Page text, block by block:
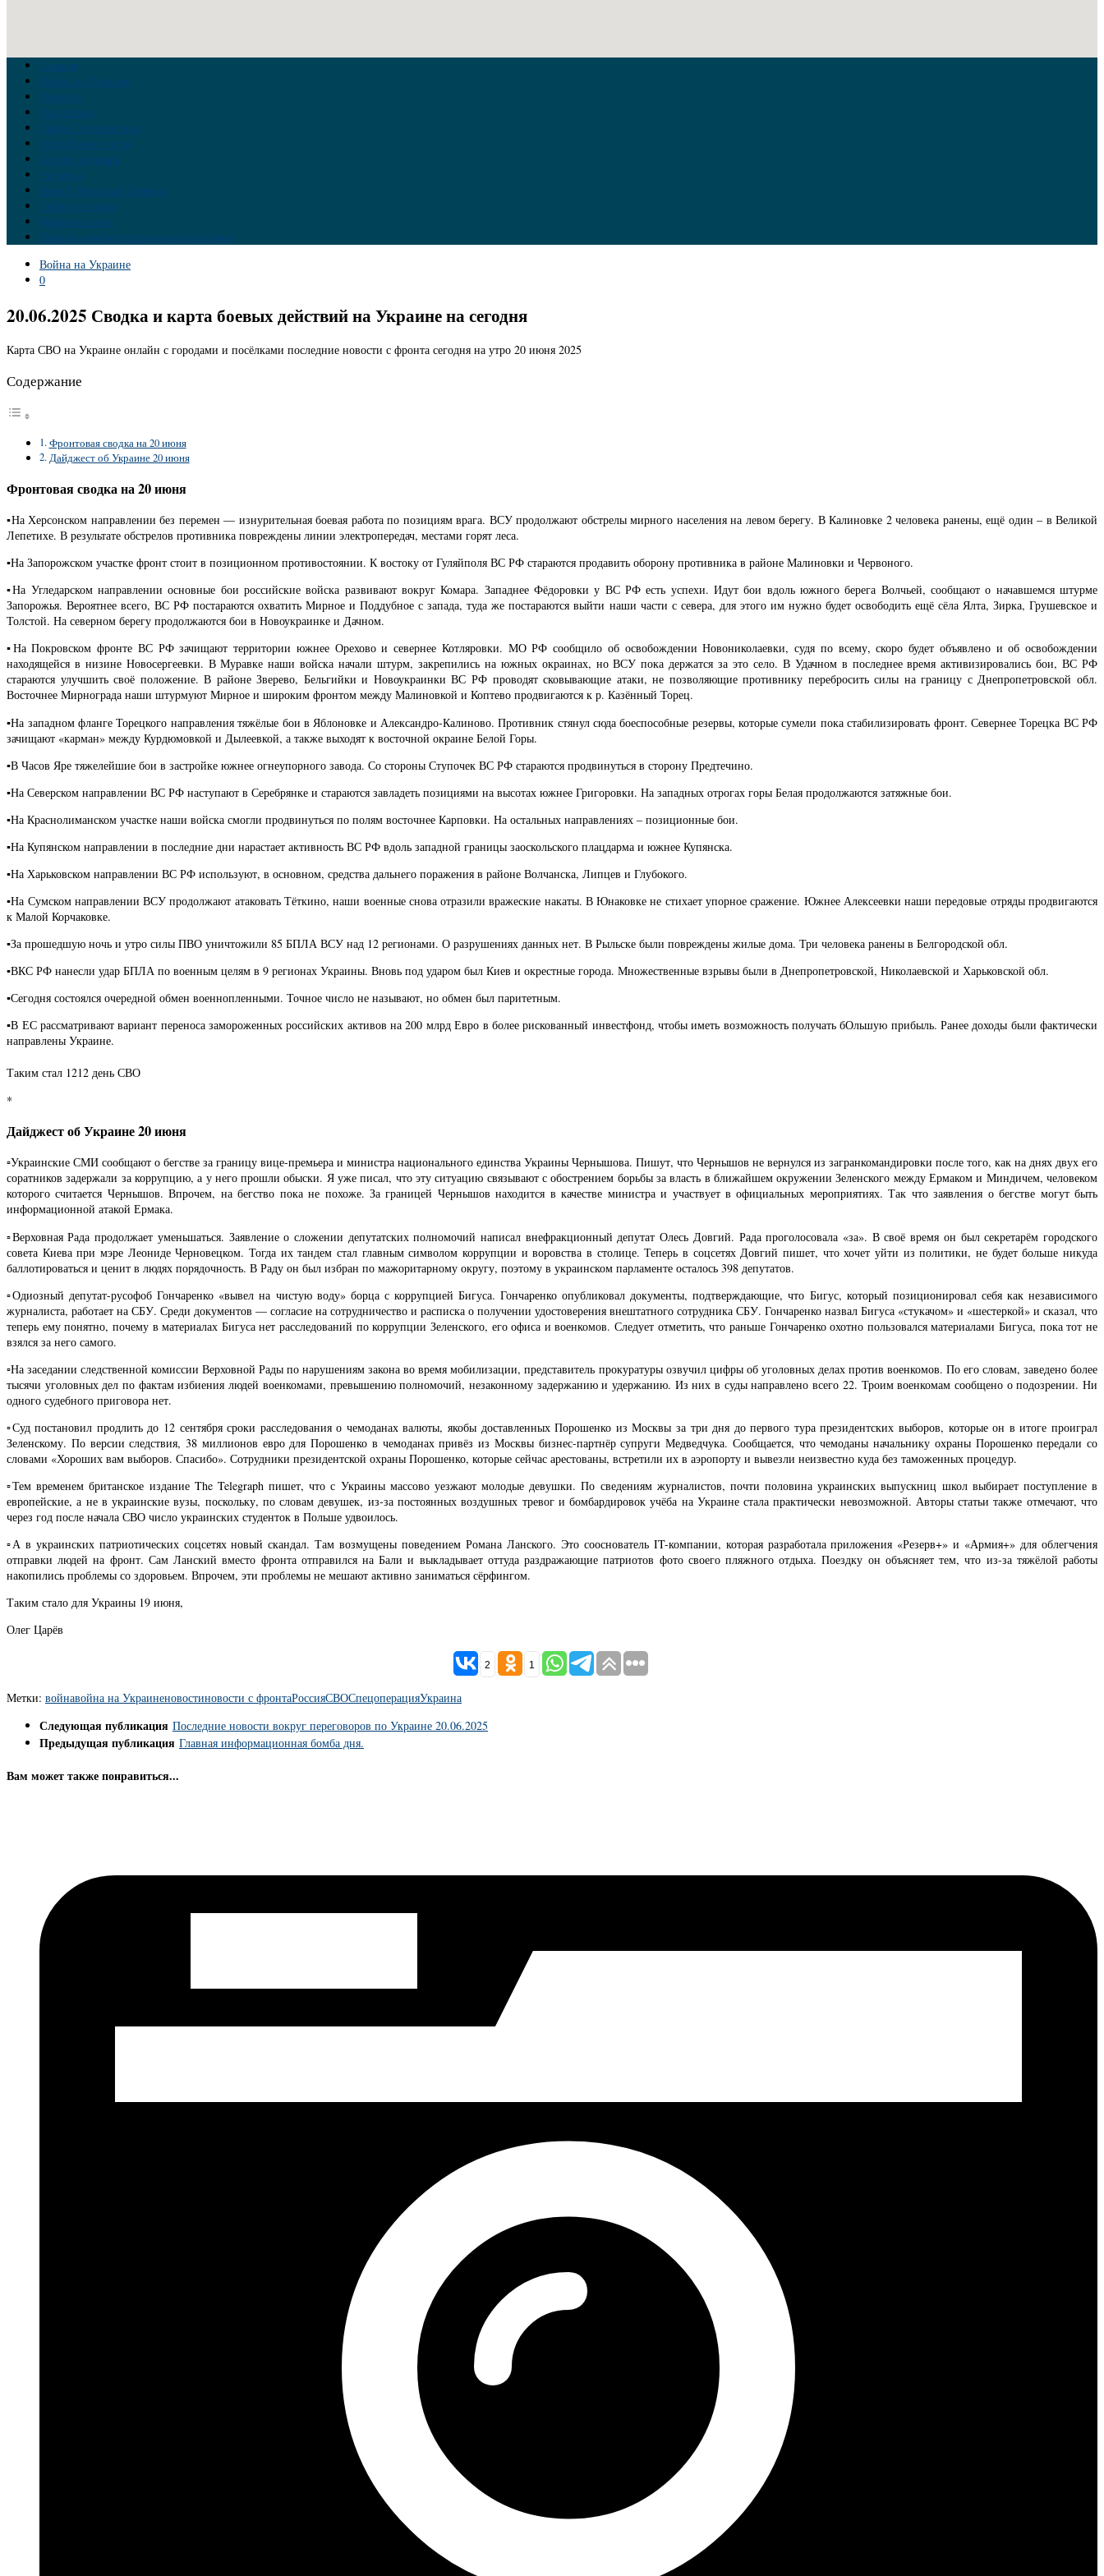
Главная
Война на Украине
Новости
Аналитика
Тайны Геополитики
Российские элиты
Теория заговора
Украина
Новый Мировой Порядок
Тайны истории
Обратная связь
Правила комментирования материалов
Война на Украине
0
20.06.2025 Сводка и карта боевых действий на Украине на сегодня
Карта СВО на Украине онлайн с городами и посёлками последние новости с фронта сегодня на утро 20 июня 2025
Содержание
Фронтовая сводка на 20 июня
Дайджест об Украине 20 июня
Фронтовая сводка на 20 июня
▪️На Херсонском направлении без перемен — изнурительная боевая работа по позициям врага. ВСУ продолжают обстрелы мирного населения на левом берегу. В Калиновке 2 человека ранены, ещё один – в Великой
Лепетихе. В результате обстрелов противника повреждены линии электропередач, местами горят леса.
▪️На Запорожском участке фронт стоит в позиционном противостоянии. К востоку от Гуляйполя ВС РФ стараются продавить оборону противника в районе Малиновки и Червоного.
▪️На Угледарском направлении основные бои российские войска развивают вокруг Комара. Западнее Фёдоровки у ВС РФ есть успехи. Идут бои вдоль южного берега Волчьей, сообщают о начавшемся штурме
Запорожья. Вероятнее всего, ВС РФ постараются охватить Мирное и Поддубное с запада, туда же постараются выйти наши части с севера, для этого им нужно будет освободить ещё сёла Ялта, Зирка, Грушевское и
Толстой. На северном берегу продолжаются бои в Новоукраинке и Дачном.
▪️На Покровском фронте ВС РФ зачищают территории южнее Орехово и севернее Котляровки. МО РФ сообщило об освобождении Новониколаевки, судя по всему, скоро будет объявлено и об освобождении
находящейся в низине Новосергеевки. В Муравке наши войска начали штурм, закрепились на южных окраинах, но ВСУ пока держатся за это село. В Удачном в последнее время активизировались бои, ВС РФ
стараются улучшить своё положение. В районе Зверево, Бельгийки и Новоукраинки ВС РФ проводят сковывающие атаки, не позволяющие противнику перебросить силы на границу с Днепропетровской обл.
Восточнее Мирнограда наши штурмуют Мирное и широким фронтом между Малиновкой и Коптево продвигаются к р. Казённый Торец.
▪️На западном фланге Торецкого направления тяжёлые бои в Яблоновке и Александро-Калиново. Противник стянул сюда боеспособные резервы, которые сумели пока стабилизировать фронт. Севернее Торецка ВС РФ
зачищают «карман» между Курдюмовкой и Дылеевкой, а также выходят к восточной окраине Белой Горы.
▪️В Часов Яре тяжелейшие бои в застройке южнее огнеупорного завода. Со стороны Ступочек ВС РФ стараются продвинуться в сторону Предтечино.
▪️На Северском направлении ВС РФ наступают в Серебрянке и стараются завладеть позициями на высотах южнее Григоровки. На западных отрогах горы Белая продолжаются затяжные бои.
▪️На Краснолиманском участке наши войска смогли продвинуться по полям восточнее Карповки. На остальных направлениях – позиционные бои.
▪️На Купянском направлении в последние дни нарастает активность ВС РФ вдоль западной границы заоскольского плацдарма и южнее Купянска.
▪️На Харьковском направлении ВС РФ используют, в основном, средства дальнего поражения в районе Волчанска, Липцев и Глубокого.
▪️На Сумском направлении ВСУ продолжают атаковать Тёткино, наши военные снова отразили вражеские накаты. В Юнаковке не стихает упорное сражение. Южнее Алексеевки наши передовые отряды продвигаются
к Малой Корчаковке.
▪️За прошедшую ночь и утро силы ПВО уничтожили 85 БПЛА ВСУ над 12 регионами. О разрушениях данных нет. В Рыльске были повреждены жилые дома. Три человека ранены в Белгородской обл.
▪️ВКС РФ нанесли удар БПЛА по военным целям в 9 регионах Украины. Вновь под ударом был Киев и окрестные города. Множественные взрывы были в Днепропетровской, Николаевской и Харьковской обл.
▪️Сегодня состоялся очередной обмен военнопленными. Точное число не называют, но обмен был паритетным.
▪️В ЕС рассматривают вариант переноса замороженных российских активов на 200 млрд Евро в более рискованный инвестфонд, чтобы иметь возможность получать бОльшую прибыль. Ранее доходы были фактически
направлены Украине.
Таким стал 1212 день СВО
*
Дайджест об Украине 20 июня
▫️Украинские СМИ сообщают о бегстве за границу вице-премьера и министра национального единства Украины Чернышова. Пишут, что Чернышов не вернулся из загранкомандировки после того, как на днях двух его
соратников задержали за коррупцию, а у него прошли обыски. Я уже писал, что эту ситуацию связывают с обострением борьбы за власть в ближайшем окружении Зеленского между Ермаком и Миндичем, человеком
которого считается Чернышов. Впрочем, на бегство пока не похоже. За границей Чернышов находится в качестве министра и участвует в официальных мероприятиях. Так что заявления о бегстве могут быть
информационной атакой Ермака.
▫️Верховная Рада продолжает уменьшаться. Заявление о сложении депутатских полномочий написал внефракционный депутат Олесь Довгий. Рада проголосовала «за». В своё время он был секретарём городского
совета Киева при мэре Леониде Черновецком. Тогда их тандем стал главным символом коррупции и воровства в столице. Теперь в соцсетях Довгий пишет, что хочет уйти из политики, не будет больше никуда
баллотироваться и ценит в людях порядочность. В Раду он был избран по мажоритарному округу, поэтому в украинском парламенте осталось 398 депутатов.
▫️Одиозный депутат-русофоб Гончаренко «вывел на чистую воду» борца с коррупцией Бигуса. Гончаренко опубликовал документы, подтверждающие, что Бигус, который позиционировал себя как независимого
журналиста, работает на СБУ. Среди документов — согласие на сотрудничество и расписка о получении удостоверения внештатного сотрудника СБУ. Гончаренко назвал Бигуса «стукачом» и «шестеркой» и сказал, что
теперь ему понятно, почему в материалах Бигуса нет расследований по коррупции Зеленского, его офиса и военкомов. Следует отметить, что раньше Гончаренко охотно пользовался материалами Бигуса, пока тот не
взялся за него самого.
▫️На заседании следственной комиссии Верховной Рады по нарушениям закона во время мобилизации, представитель прокуратуры озвучил цифры об уголовных делах против военкомов. По его словам, заведено более
тысячи уголовных дел по фактам избиения людей военкомами, превышению полномочий, незаконному задержанию и удержанию. Из них в суды направлено всего 22. Троим военкомам сообщено о подозрении. Ни
одного судебного приговора нет.
▫️Суд постановил продлить до 12 сентября сроки расследования о чемоданах валюты, якобы доставленных Порошенко из Москвы за три дня до первого тура президентских выборов, которые он в итоге проиграл
Зеленскому. По версии следствия, 38 миллионов евро для Порошенко в чемоданах привёз из Москвы бизнес-партнёр супруги Медведчука. Сообщается, что чемоданы начальнику охраны Порошенко передали со
словами «Хороших вам выборов. Спасибо». Сотрудники президентской охраны Порошенко, которые сейчас арестованы, встретили их в аэропорту и вывезли неизвестно куда без таможенных процедур.
▫️Тем временем британское издание The Telegraph пишет, что с Украины массово уезжают молодые девушки. По сведениям журналистов, почти половина украинских выпускниц школ выбирает поступление в
европейские, а не в украинские вузы, поскольку, по словам девушек, из-за постоянных воздушных тревог и бомбардировок учёба на Украине стала практически невозможной. Авторы статьи также отмечают, что
через год после начала СВО число украинских студенток в Польше удвоилось.
▫️А в украинских патриотических соцсетях новый скандал. Там возмущены поведением Романа Ланского. Это сооснователь IT-компании, которая разработала приложения «Резерв+» и «Армия+» для облегчения
отправки людей на фронт. Сам Ланский вместо фронта отправился на Бали и выкладывает оттуда раздражающие патриотов фото своего пляжного отдыха. Поездку он объясняет тем, что из-за тяжёлой работы
накопились проблемы со здоровьем. Впрочем, эти проблемы не мешают активно заниматься сёрфингом.
Таким стало для Украины 19 июня,
Олег Царёв
2 1
Метки: войнавойна на Украиненовостиновости с фронтаРоссияСВОСпецоперацияУкраина
Следующая публикация Последние новости вокруг переговоров по Украине 20.06.2025
Предыдущая публикация Главная информационная бомба дня.
Вам может также понравиться...